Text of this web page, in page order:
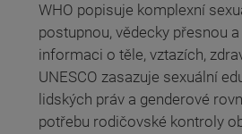
WHO popisuje komplexní
postupnou, vědecky přesnou
informaci o těle, vztazích,
UNESCO zasazuje sexuální
lidských práv a genderové
potřebu rodičovské kontroly